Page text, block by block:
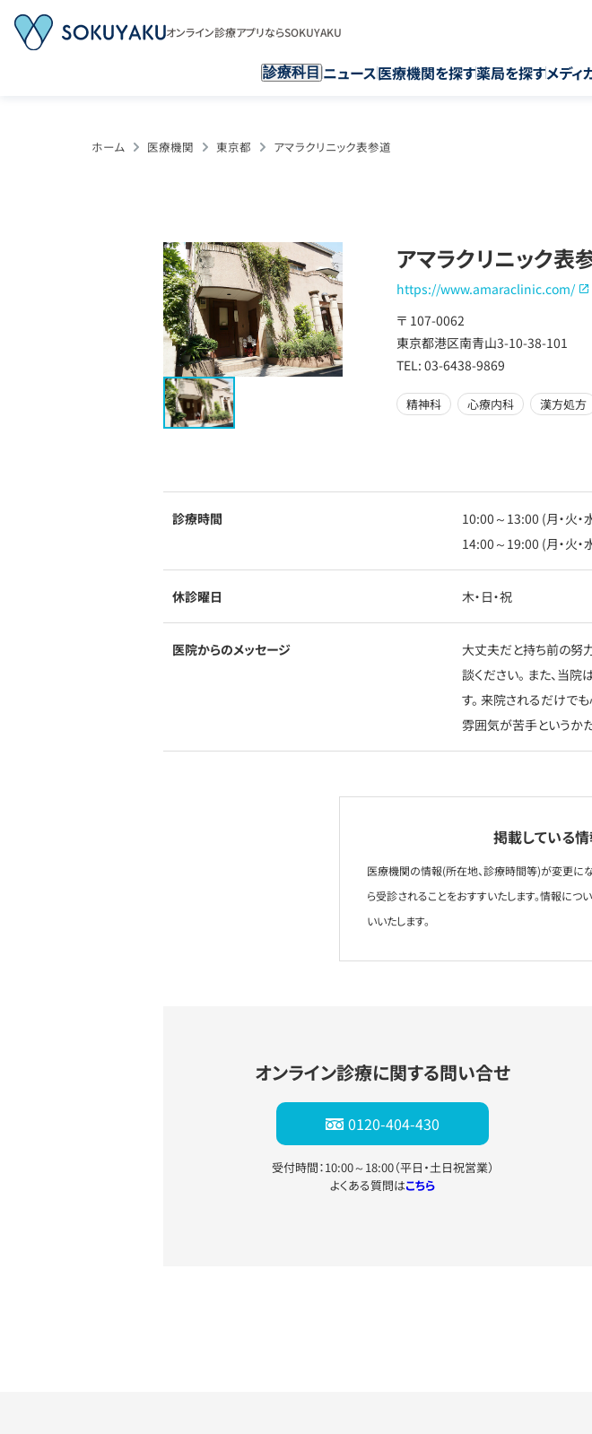
オンライン診療アプリならSOKUYAKU
診療科目 ニュース医療機関を探す薬局を探すメディ
ホーム 医療機関 東京都 アマラクリニック表参道
アマラクリニック表
https://www.amaraclinic.com/
〒 107-0062
東京都港区南青山3-10-38-101
TEL: 03-6438-9869
精神科 心療内科 漢方処方
診療時間
10:00～13:00 (月・火・
14:00～19:00 (月・火・
休診曜日 木・日・祝
医院からのメッセージ
大丈夫だと持ち前の努
談ください。 また、当
す。 来院されるだけで
雰囲気が苦手というか
掲載している
医療機関の情報(所在地、診療時間等)が変更に
ら受診されることをおすすいたします。情報に
いいたします。
オンライン診療に関する問い合せ
0120-404-430
受付時間：10:00～18:00（平日・土日祝営業）
よくある質問はこちら